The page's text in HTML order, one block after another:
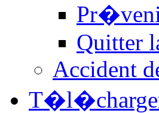
Quitter
Accident